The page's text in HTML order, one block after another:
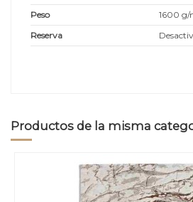
Peso
1600 g/
Reserva
Productos de la misma